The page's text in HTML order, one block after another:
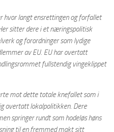
hvor langt ensrettingen og forfallet
sitter dere i et næringspolitisk
og forordninger som lydige
av EU. EU har overtatt
fullstendig vingeklippet
mot dette totale knefallet som i
overtatt lokalpolitikken. Dere
springer rundt som hodeløs høns
til en fremmed makt sitt